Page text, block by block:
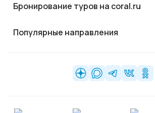
Бронирование туров на coral.ru
Популярные направления